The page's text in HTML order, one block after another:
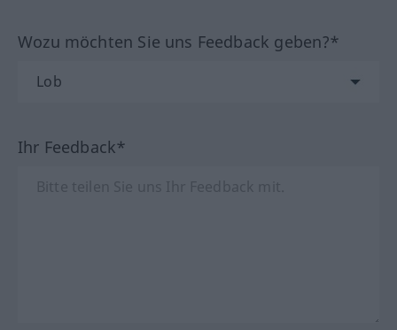
Wozu möchten Sie uns Feedback geben?*
Ihr Feedback*